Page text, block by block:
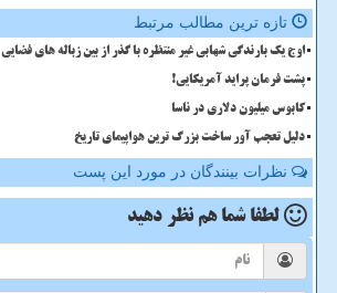
تازه ترین مطالب مرتبط
اوج یک بارندگی شهابی غیر منتظره با گذر از بین زباله های فضایی
پشت فرمان پراید آمریکایی!
کابوس میلیون دلاری در ناسا
دلیل تعجب آور ساخت بزرگ ترین هواپیمای تاریخ
نظرات بینندگان در مورد این پست
لطفا شما هم نظر دهید